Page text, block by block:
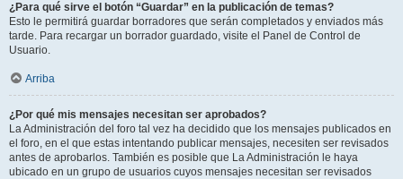
¿Para qué sirve el botón “Guardar” en la publicación de temas?
Esto le permitirá guardar borradores que serán completados y enviados más
tarde. Para recargar un borrador guardado, visite el Panel de Control de
Usuario.
Arriba
¿Por qué mis mensajes necesitan ser aprobados?
La Administración del foro tal vez ha decidido que los mensajes publicados en
el foro, en el que estas intentando publicar mensajes, necesiten ser revisados
antes de aprobarlos. También es posible que La Administración le haya
ubicado en un grupo de usuarios cuyos mensajes necesitan ser revisados